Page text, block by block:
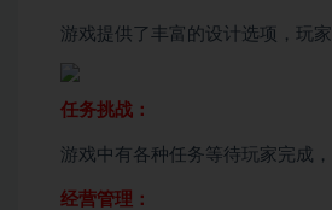
游戏提供了丰富的设计选项，玩
任务挑战：
游戏中有各种任务等待玩家完成
经营管理：